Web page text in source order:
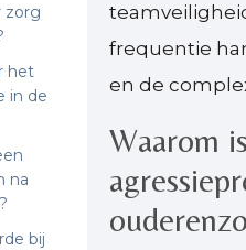
zorg
het
in de
na
bij
frequentie
en de
Waarom